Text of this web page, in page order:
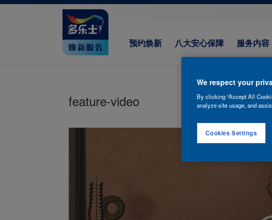
预约焕新 八大安心保障 服务内容
feature-video
We respect your
By clicking “Accept All
analyze site usage, and
Cookies Settings